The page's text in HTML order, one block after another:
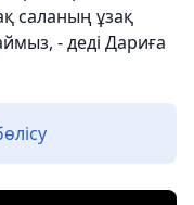
саланың ұзақ
- деді Дариға